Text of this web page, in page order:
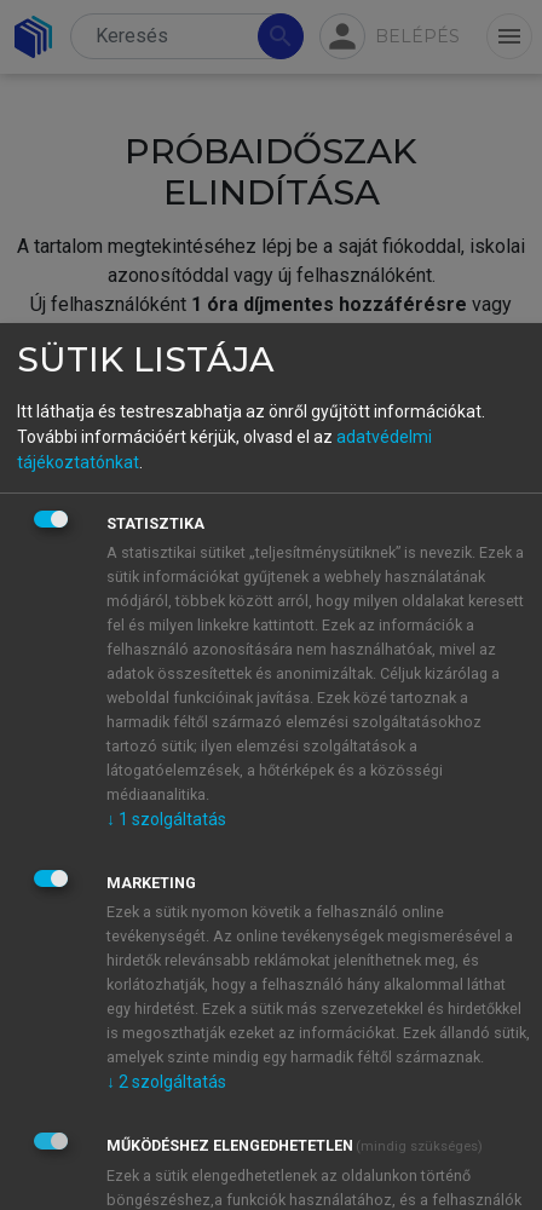
search person BELÉPÉS menu
PRÓBAIDŐSZAK
ELINDÍTÁSA
A tartalom megtekintéséhez lépj be a saját fiókoddal, iskolai
azonosítóddal vagy új felhasználóként.
Új felhasználóként 1 óra díjmentes hozzáférésre vagy
fiókoddal,vagy hozz létre új fiókot.
A regisztráció után apróbaidőszakautomatikusan
BELÉPÉS SAJÁT FIÓKKAL
ÚJ FIÓK LÉTREHOZÁSA
1 óra díjmentes hozzáférés
E-MAIL-CÍM
JELSZÓ
JELSZÓ ÚJRA
Kérek értesítést a MeRSZ újdonságairól, akcióiról.
Kérek értesítést az Akadémiai Kiadó Zrt. újdonságairól,
Adatkezelési tájékoztatóbanfoglaltakat tudomásul
veszem és elfogadom.
Általános vásárlási feltételeket, valamint a szotar.netés a
SÜTIK LISTÁJA
Itt láthatja és testreszabhatja az önről gyűjtött információkat.
További információért kérjük, olvasd el az adatvédelmi
tájékoztatónkat
STATISZTIKA
A statisztikai sütiket „teljesítménysütiknek” is nevezik. Ezek a
sütik információkat gyűjtenek a webhely használatának
módjáról, többek között arról, hogy milyen oldalakat keresett
fel és milyen linkekre kattintott. Ezek az információk a
felhasználó azonosítására nem használhatóak, mivel az
adatok összesítettek és anonimizáltak. Céljuk kizárólag a
weboldal funkcióinak javítása. Ezek közé tartoznak a
harmadik féltől származó elemzési szolgáltatásokhoz
tartozó sütik; ilyen elemzési szolgáltatások a
látogatóelemzések, a hőtérképek és a közösségi
médiaanalitika.
↓ 1 szolgáltatás
MARKETING
Ezek a sütik nyomon követik a felhasználó online
tevékenységét. Az online tevékenységek megismerésével a
hirdetők relevánsabb reklámokat jeleníthetnek meg, és
korlátozhatják, hogy a felhasználó hány alkalommal láthat
egy hirdetést. Ezek a sütik más szervezetekkel és hirdetőkkel
is megoszthatják ezeket az információkat. Ezek állandó sütik,
amelyek szinte mindig egy harmadik féltől származnak.
↓ 2 szolgáltatás
MŰKÖDÉSHEZ ELENGEDHETETLEN (mindig szükséges)
Ezek a sütik elengedhetetlenek az oldalunkon történő
böngészéshez,a funkciók használatához, és a felhasználók